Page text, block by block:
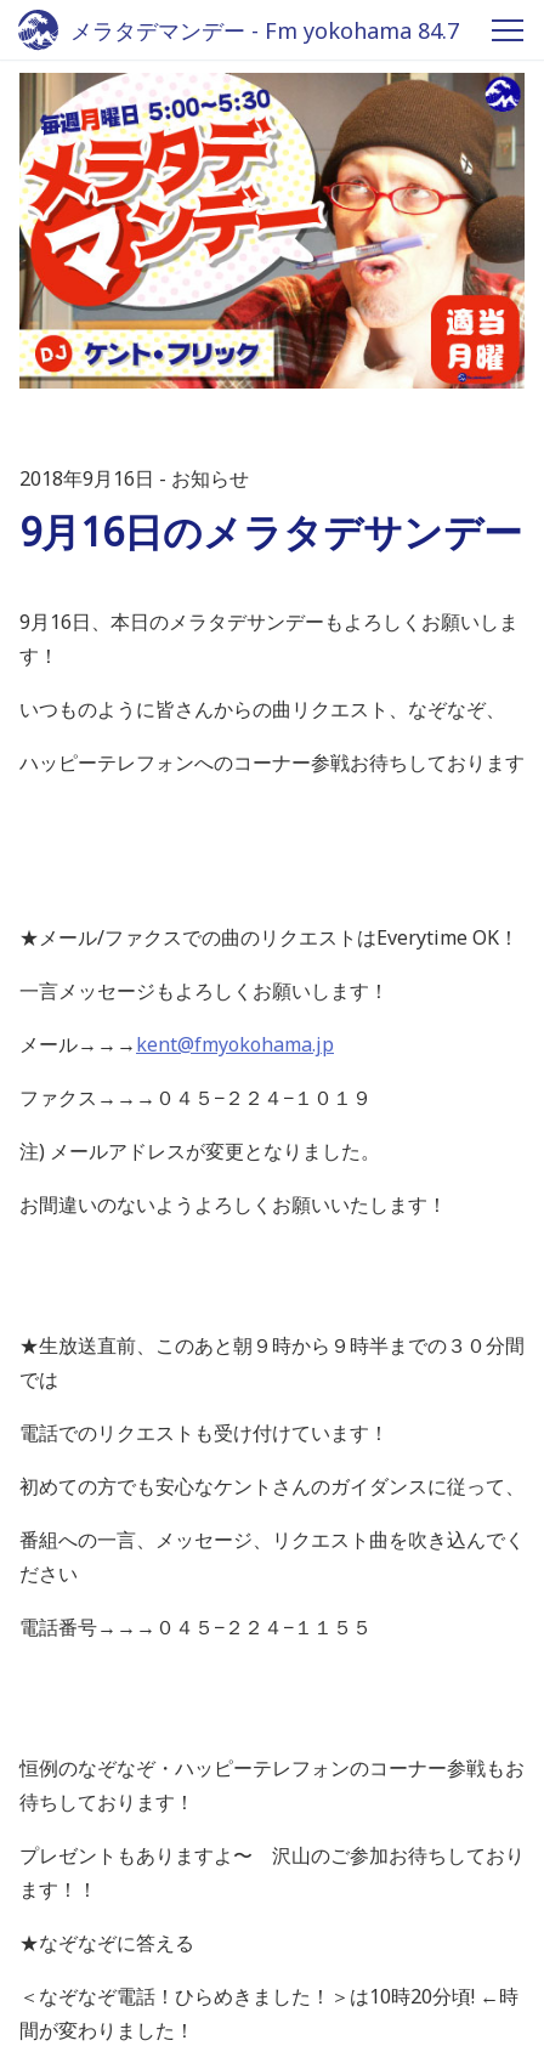
メラタデマンデー - Fm yokohama 84.7
2018年9月16日 お知らせ
9月16日のメラタデサンデー
9月16日、本日のメラタデサンデーもよろしくお願いしま
す！
いつものように皆さんからの曲リクエスト、なぞなぞ、
ハッピーテレフォンへのコーナー参戦お待ちしております
★メール/ファクスでの曲のリクエストはEverytime OK！
一言メッセージもよろしくお願いします！
メール→→→kent@fmyokohama.jp
ファクス→→→０４５−２２４−１０１９
注) メールアドレスが変更となりました。
お間違いのないようよろしくお願いいたします！
★生放送直前、このあと朝９時から９時半までの３０分間
では
電話でのリクエストも受け付けています！
初めての方でも安心なケントさんのガイダンスに従って、
番組への一言、メッセージ、リクエスト曲を吹き込んでく
ださい
電話番号→→→０４５−２２４−１１５５
恒例のなぞなぞ・ハッピーテレフォンのコーナー参戦もお
待ちしております！
プレゼントもありますよ〜 沢山のご参加お待ちしており
ます！！
★なぞなぞに答える
＜なぞなぞ電話！ひらめきました！＞は10時20分頃! ←時
間が変わりました！